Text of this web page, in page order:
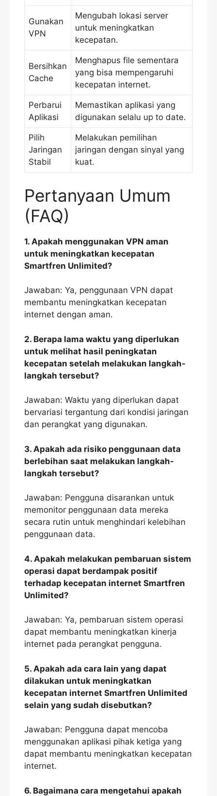
Gunakan
VPN
Mengubah lokasi server
untuk meningkatkan
kecepatan.
Bersihkan
Cache
Menghapus file sementara
yang bisa mempengaruhi
kecepatan internet.
Perbarui
Aplikasi
Memastikan aplikasi yang
digunakan selalu up to date.
Pilih
Jaringan
Stabil
Melakukan pemilihan
jaringan dengan sinyal yang
kuat.
Pertanyaan Umum
(FAQ)
1. Apakah menggunakan VPN aman
untuk meningkatkan kecepatan
Smartfren Unlimited?
Jawaban: Ya, penggunaan VPN dapat
membantu meningkatkan kecepatan
internet dengan aman.
2. Berapa lama waktu yang diperlukan
untuk melihat hasil peningkatan
kecepatan setelah melakukan langkah-
langkah tersebut?
Jawaban: Waktu yang diperlukan dapat
bervariasi tergantung dari kondisi jaringan
dan perangkat yang digunakan.
3. Apakah ada risiko penggunaan data
berlebihan saat melakukan langkah-
langkah tersebut?
Jawaban: Pengguna disarankan untuk
memonitor penggunaan data mereka
secara rutin untuk menghindari kelebihan
penggunaan data.
4. Apakah melakukan pembaruan sistem
operasi dapat berdampak positif
terhadap kecepatan internet Smartfren
Unlimited?
Jawaban: Ya, pembaruan sistem operasi
dapat membantu meningkatkan kinerja
internet pada perangkat pengguna.
5. Apakah ada cara lain yang dapat
dilakukan untuk meningkatkan
kecepatan internet Smartfren Unlimited
selain yang sudah disebutkan?
Jawaban: Pengguna dapat mencoba
menggunakan aplikasi pihak ketiga yang
dapat membantu meningkatkan kecepatan
internet.
6. Bagaimana cara mengetahui apakah